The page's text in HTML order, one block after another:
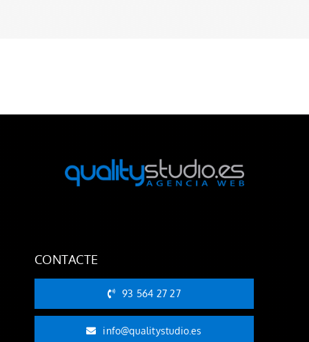
CONTACTE
93 564 27 27
info@qualitystudio.es